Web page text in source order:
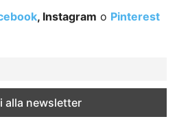
, Instagram o Pinterest